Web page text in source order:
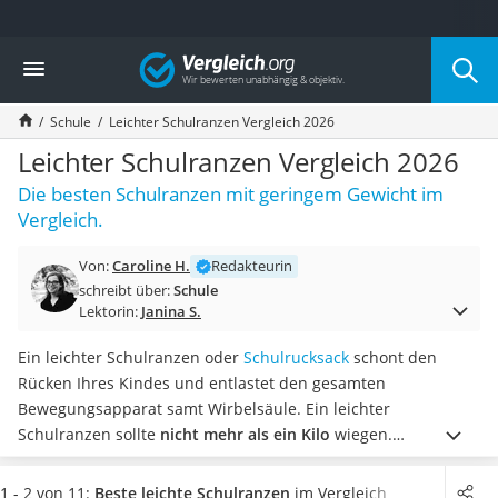
Die beliebtesten Vergleiche nach Kategorie
Kind & Baby
Babyphone mit 2 Kameras
Walkie-Talkie Kinder
Kindermatratzen
Babywippe
Rollschuhe für Kinder
Tischkicker
Kinderschubkarre
Babyschlafsack
Babyphone
Treppenschutzgitter
Kindersitz ab 4 Jahren
Kinderroller 3 Räder
Ferngesteuertes Auto
Kindersitz 15–36 kg
Vergleich
Schule Leichter Schulranzen Vergleich 2026
Leichter Schulranzen Vergleich 2026
Die besten Schulranzen mit geringem Gewicht im
Vergleich.
Von:Caroline H.
Redakteurin
schreibt über:Schule
Lektorin: Janina S.
Ein leichter Schulranzen oder Schulrucksack schont den
Rücken Ihres Kindes und entlastet den gesamten
Bewegungsapparat samt Wirbelsäule. Ein leichter
Schulranzen sollte nicht mehr als ein Kilo wiegen.
Zusätzliche Unterstützung bieten Online-Tests zufolge
verstellbare Schulter-, Brust- und Hüftgurte sowie ein
1 - 2 von 11: Beste leichte Schulranzen im Vergleich